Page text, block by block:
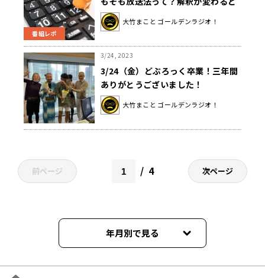
番組レポ
どうなる？
大竹まこと ゴールデンラジオ！
3/24, 2023
3/24（金）どぶろっく卒業！三年間
ありがとうございました！
大竹まこと ゴールデンラジオ！
前ページ 4 次ページ
年月別で見る
2026年06月